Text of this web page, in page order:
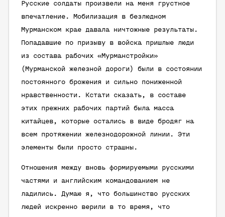
Русские солдаты произвели на меня грустное
впечатление. Мобилизация в безлюдном
Мурманском крае давала ничтожные результаты.
Попадавшие по призыву в войска пришлые люди
из состава рабочих «Мурманстройки»
(Мурманской железной дороги) были в состоянии
постоянного брожения и сильно пониженной
нравственности. Кстати сказать, в составе
этих прежних рабочих партий была масса
китайцев, которые остались в виде бродяг на
всем протяжении железнодорожной линии. Эти
элементы были просто страшны.
Отношения между вновь формируемыми русскими
частями и английским командованием не
ладились. Думаю я, что большинство русских
людей искренно верили в то время, что